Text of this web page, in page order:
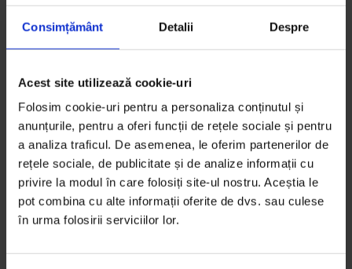
Consimțământ Detalii Despre
Acest site utilizează cookie-uri
Folosim cookie-uri pentru a personaliza conținutul și
anunțurile, pentru a oferi funcții de rețele sociale și pentru
a analiza traficul. De asemenea, le oferim partenerilor de
rețele sociale, de publicitate și de analize informații cu
privire la modul în care folosiți site-ul nostru. Aceștia le
pot combina cu alte informații oferite de dvs. sau culese
în urma folosirii serviciilor lor.
DeAndreea Giuclea
Fotografii deMihaela Bobar și Mircea Roșca
Timp de citire: 23 de minute
24 noiembrie 2016